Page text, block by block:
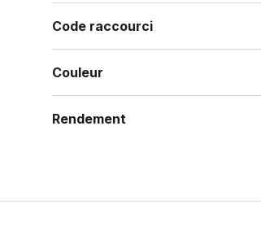
Code raccourci
Couleur
Rendement